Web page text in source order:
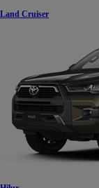
Land Cruiser